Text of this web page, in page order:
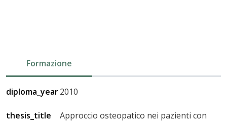
Formazione
diploma_year2010
thesis_title
Approccio osteopatico nei pazienti con